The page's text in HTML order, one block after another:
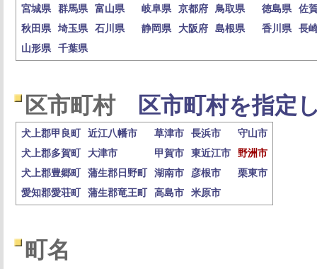
宮城県
群馬県 富山県 岐阜県 京都府 鳥取県 徳島県
佐
秋田県
埼玉県 石川県 静岡県 大阪府 島根県 香川県
長
山形県
千葉県
区市町村 区市町村を指定
犬上郡甲良町 近江八幡市 草津市 長浜市
守山市
犬上郡多賀町
大津市 甲賀市 東近江市
野洲市
犬上郡豊郷町
蒲生郡日野町 湖南市 彦根市
栗東市
愛知郡愛荘町
蒲生郡竜王町 高島市 米原市
町名